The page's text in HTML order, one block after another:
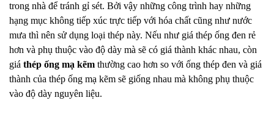
trong nhà để tránh gỉ sét. Bởi vậy những công trình hay những
hạng mục không tiếp xúc trực tiếp với hóa chất cũng như nước
mưa thì nên sử dụng loại thép này. Nếu như giá thép ống đen rẻ
hơn và phụ thuộc vào độ dày mà sẽ có giá thành khác nhau, còn
giá thép ống mạ kẽm thường cao hơn so với ống thép đen và giá
thành của thép ống mạ kẽm sẽ giống nhau mà không phụ thuộc
vào độ dày nguyên liệu.